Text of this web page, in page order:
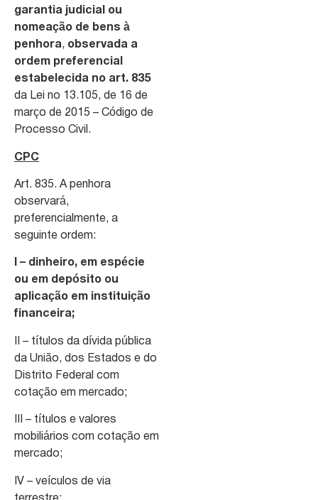
garantia judicial ou
nomeação de bens à
penhora, observada a
ordem preferencial
estabelecida no art. 835
da Lei no 13.105, de 16 de
março de 2015 – Código de
Processo Civil.
CPC
Art. 835. A penhora
observará,
preferencialmente, a
seguinte ordem:
I – dinheiro, em espécie
ou em depósito ou
aplicação em instituição
financeira;
II – títulos da dívida pública
da União, dos Estados e do
Distrito Federal com
cotação em mercado;
III – títulos e valores
mobiliários com cotação em
mercado;
IV – veículos de via